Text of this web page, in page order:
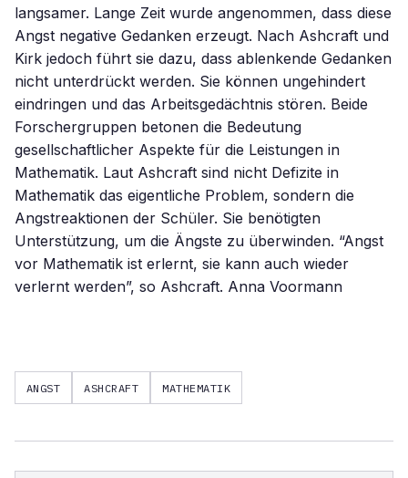
langsamer. Lange Zeit wurde angenommen, dass diese
Angst negative Gedanken erzeugt. Nach Ashcraft und
Kirk jedoch führt sie dazu, dass ablenkende Gedanken
nicht unterdrückt werden. Sie können ungehindert
eindringen und das Arbeitsgedächtnis stören. Beide
Forschergruppen betonen die Bedeutung
gesellschaftlicher Aspekte für die Leistungen in
Mathematik. Laut Ashcraft sind nicht Defizite in
Mathematik das eigentliche Problem, sondern die
Angstreaktionen der Schüler. Sie benötigten
Unterstützung, um die Ängste zu überwinden. “Angst
vor Mathematik ist erlernt, sie kann auch wieder
verlernt werden”, so Ashcraft. Anna Voormann
ANGST ASHCRAFT MATHEMATIK